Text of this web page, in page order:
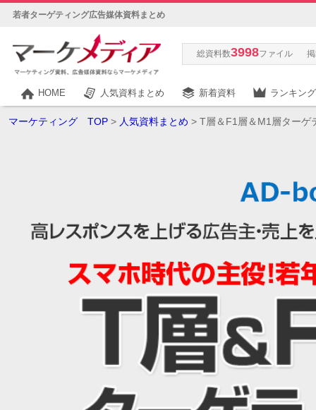
若者ターゲティング広告媒体資料まとめ
総資料数3998ファイル
HOME 人気資料まとめ 新着資料 ランキング
マーケティング TOP > 人気資料まとめ > T層＆F1層＆M1層ターゲ